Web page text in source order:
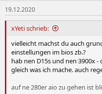
19.12.2020
xYeti schrieb:
vielleicht machst du auch
einstellungen im bios zb.?
hab nen D15s und nen 3900x
gleich was ich mache. auch
auf ne 280er aio zu gehen ist